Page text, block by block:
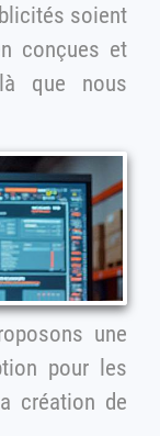
soient
nous
une